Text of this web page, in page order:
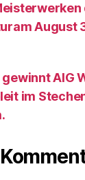
August
AIG
im